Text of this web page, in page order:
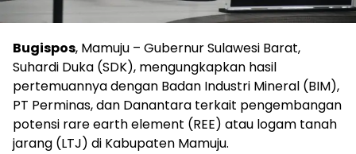
Bugispos, Mamuju – Gubernur Sulawesi Barat,
Suhardi Duka (SDK), mengungkapkan hasil
pertemuannya dengan Badan Industri Mineral (BIM),
PT Perminas, dan Danantara terkait pengembangan
potensi rare earth element (REE) atau logam tanah
jarang (LTJ) di Kabupaten Mamuju.